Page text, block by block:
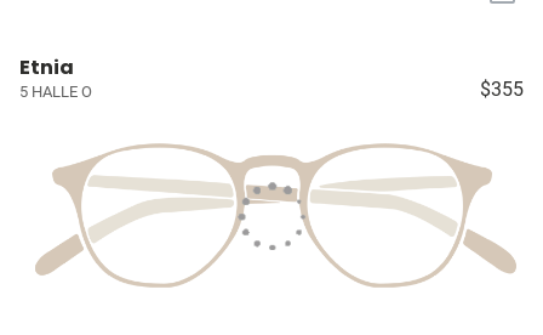
Etnia
5 HALLE O $355